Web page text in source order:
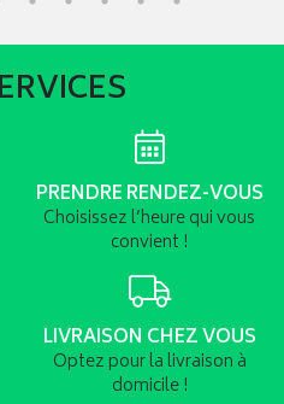
PRENDRE RENDEZ-VOUS
Choisissez l’heure qui vous
convient !
LIVRAISON CHEZ VOUS
Optez pour la livraison à
domicile !